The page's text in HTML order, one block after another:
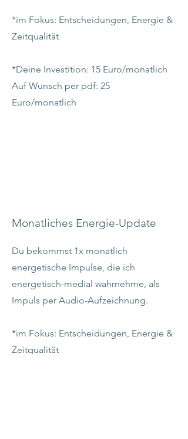
*im Fokus: Entscheidungen, Energie &
Zeitqualität
*Deine Investition: 15 Euro/monatlich
Auf Wunsch per pdf: 25
Euro/monatlich
Monatliches Energie-Update
Du bekommst 1x monatlich
energetische Impulse, die ich
energetisch-medial wahrnehme, als
Impuls per Audio-Aufzeichnung.
*im Fokus: Entscheidungen, Energie &
Zeitqualität